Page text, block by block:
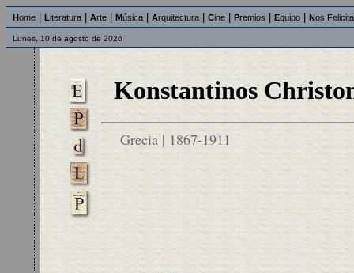
Home Literatura Arte Música Arquitectura Cine Premios Equipo Nos
Lunes, 10 de agosto de 2026
Konstantinos
Grecia | 1867-1911